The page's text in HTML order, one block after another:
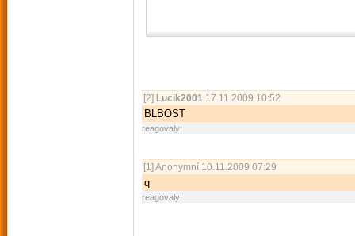
[2] Lucik2001 17.11.2009 10:52
BLBOST
reagovaly:
[1] Anonymní 10.11.2009 07:29
q
reagovaly: